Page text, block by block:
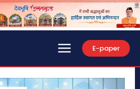
E-paper